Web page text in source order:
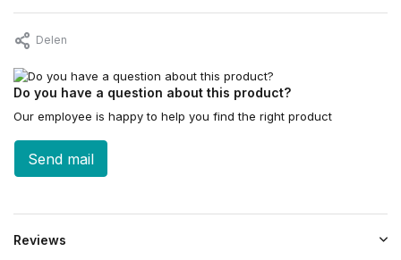
Delen
Do you have a question about this product?
Our employee is happy to help you find the right product
Send mail
Reviews